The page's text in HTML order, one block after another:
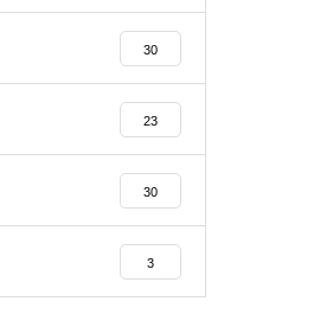
30
23
30
3